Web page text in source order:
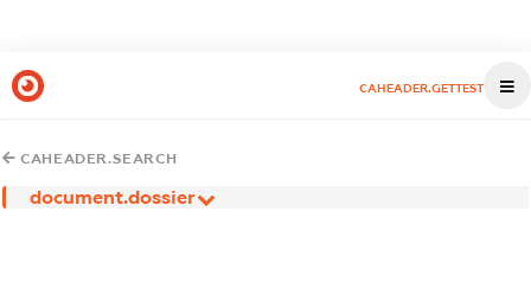
CAHEADER.GETTEST
CAHEADER.SEARCH
document.dossier